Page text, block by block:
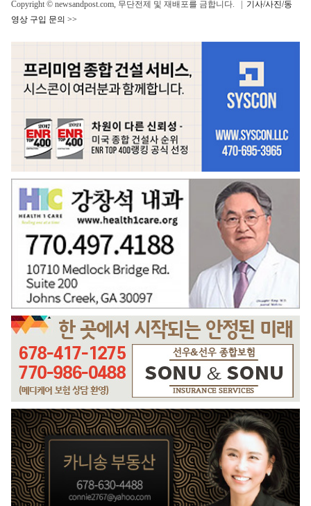
Copyright © newsandpost.com, 무단전제 및 재배포를 금합니다. | 기사/사진/동
영상 구입 문의 >>